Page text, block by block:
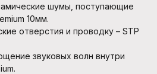
шумы, поступающие
10мм.
отверстия и проводку – STP
звуковых волн внутри